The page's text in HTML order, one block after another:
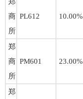
商
所
PL612 10.00%
郑
商
所
PM601 23.00%
郑